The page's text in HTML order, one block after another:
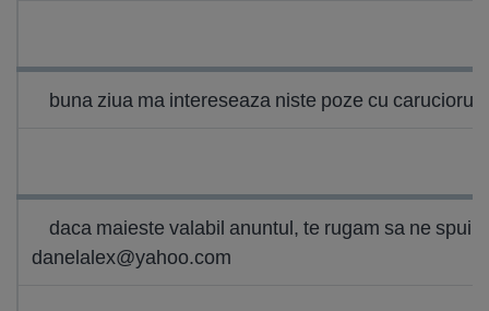
buna ziua ma intereseaza niste poze cu
daca maieste valabil anuntul, te rugam sa ne spui
danelalex@yahoo.com